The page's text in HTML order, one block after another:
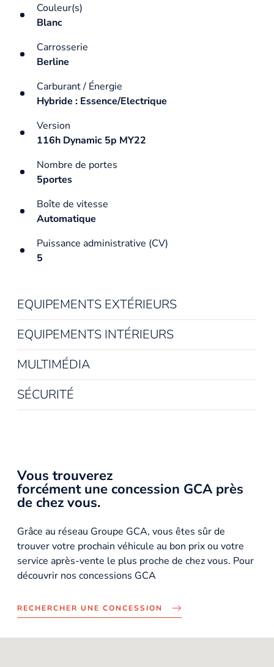
Couleur(s)
Blanc
Carrosserie
Berline
Carburant / Énergie
Hybride : Essence/Electrique
Version
116h Dynamic 5p MY22
Nombre de portes
5portes
Boîte de vitesse
Automatique
Puissance administrative (CV)
5
EQUIPEMENTS EXTÉRIEURS
EQUIPEMENTS INTÉRIEURS
MULTIMÉDIA
SÉCURITÉ
Vous trouverez
forcément une concession GCA près
de chez vous.
Grâce au réseau Groupe GCA, vous êtes sûr de
trouver votre prochain véhicule au bon prix ou votre
service après-vente le plus proche de chez vous. Pour
découvrir nos concessions GCA
RECHERCHER UNE CONCESSION